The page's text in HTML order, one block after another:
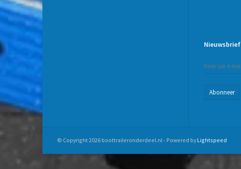
Nieuwsbrief
Abonneer
© Copyright 2026 boottraileronderdeel.nl - Powered byLightspeed